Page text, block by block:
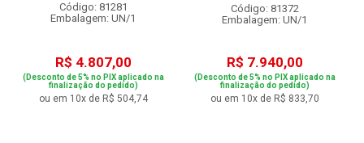
Código: 81281
Embalagem: UN/1
R$ 4.807,00
(Desconto de 5% no PIX aplicado na
finalização do pedido)
ou em 10x de R$ 504,74
Código: 81372
Embalagem: UN/1
R$ 7.940,00
(Desconto de 5% no PIX aplicado na
finalização do pedido)
ou em 10x de R$ 833,70